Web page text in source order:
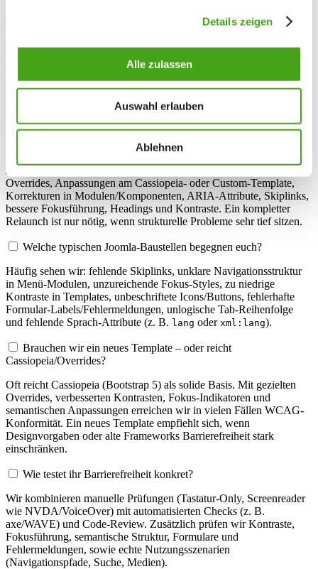
Details zeigen
Alle zulassen
Auswahl erlauben
Ablehnen
Für Joomla heißt das u. a.: korrekte Semantik in Templates,
ausreichende Kontraste, vollständige Tastaturbedienbarkeit,
Rollen und saubere Formular-Validierung.
Kann eine bestehende Joomla-Website barrierefrei nachgerüstet
Ja. Vieles lässt sich ohne Redesign beheben: über Template-
Overrides, Anpassungen am Cassiopeia- oder Custom-Template,
Korrekturen in Modulen/Komponenten, ARIA-Attribute, Skiplinks,
bessere Fokusführung, Headings und Kontraste. Ein kompletter
Relaunch ist nur nötig, wenn strukturelle Probleme sehr tief sitzen.
Welche typischen Joomla-Baustellen begegnen euch?
Häufig sehen wir: fehlende Skiplinks, unklare Navigationsstruktur
in Menü-Modulen, unzureichende Fokus-Styles, zu niedrige
Kontraste in Templates, unbeschriftete Icons/Buttons, fehlerhafte
Formular-Labels/Fehlermeldungen, unlogische Tab-Reihenfolge
und fehlende Sprach-Attribute (z. B. lang oder xml:lang).
Brauchen wir ein neues Template – oder reicht
Cassiopeia/Overrides?
Oft reicht Cassiopeia (Bootstrap 5) als solide Basis. Mit gezielten
Overrides, verbesserten Kontrasten, Fokus-Indikatoren und
semantischen Anpassungen erreichen wir in vielen Fällen WCAG-
Konformität. Ein neues Template empfiehlt sich, wenn
Designvorgaben oder alte Frameworks Barrierefreiheit stark
einschränken.
Wie testet ihr Barrierefreiheit konkret?
Wir kombinieren manuelle Prüfungen (Tastatur-Only, Screenreader
wie NVDA/VoiceOver) mit automatisierten Checks (z. B.
axe/WAVE) und Code-Review. Zusätzlich prüfen wir Kontraste,
Fokusführung, semantische Struktur, Formulare und
Fehlermeldungen, sowie echte Nutzungsszenarien
(Navigationspfade, Suche, Medien).